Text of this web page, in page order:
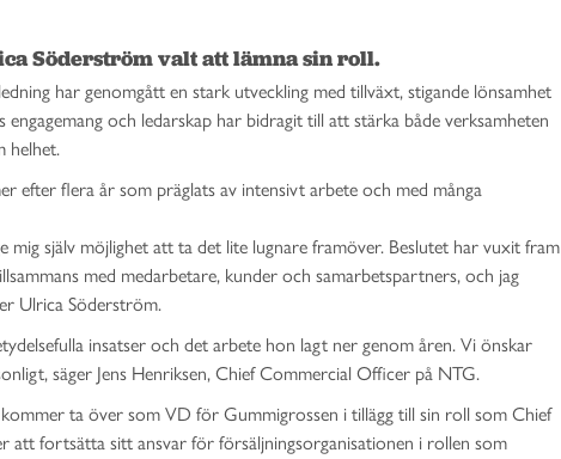
Söderström valt att lämna sin roll.
har genomgått en stark utveckling med tillväxt, stigande lönsamhet
och ledarskap har bidragit till att stärka både verksamheten
helhet.
efter flera år som präglats av intensivt arbete och med många
själv möjlighet att ta det lite lugnare framöver. Beslutet har vuxit fram
med medarbetare, kunder och samarbetspartners, och jag
Ulrica Söderström.
insatser och det arbete hon lagt ner genom åren. Vi önskar
säger Jens Henriksen, Chief Commercial Officer på NTG.
ta över som VD för Gummigrossen i tillägg till sin roll som Chief
fortsätta sitt ansvar för försäljningsorganisationen i rollen som